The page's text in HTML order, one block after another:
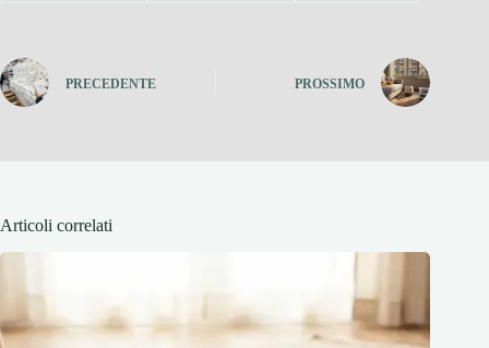
PRECEDENTE PROSSIMO
Articoli correlati